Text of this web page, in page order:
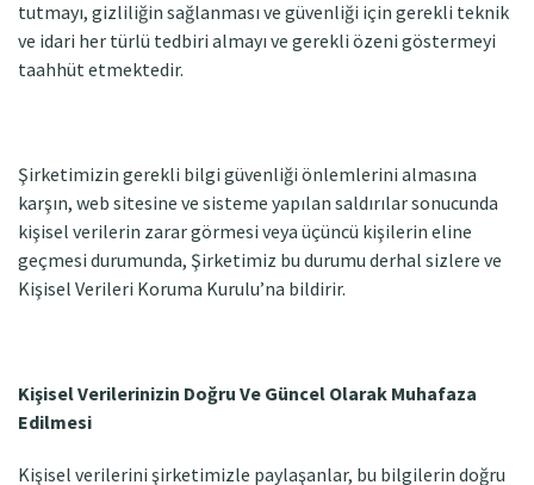
tutmayı, gizliliğin sağlanması ve güvenliği için gerekli teknik
ve idari her türlü tedbiri almayı ve gerekli özeni göstermeyi
taahhüt etmektedir.
Şirketimizin gerekli bilgi güvenliği önlemlerini almasına
karşın, web sitesine ve sisteme yapılan saldırılar sonucunda
kişisel verilerin zarar görmesi veya üçüncü kişilerin eline
geçmesi durumunda, Şirketimiz bu durumu derhal sizlere ve
Kişisel Verileri Koruma Kurulu’na bildirir.
Kişisel Verilerinizin Doğru Ve Güncel Olarak Muhafaza
Edilmesi
Kişisel verilerini şirketimizle paylaşanlar, bu bilgilerin doğru